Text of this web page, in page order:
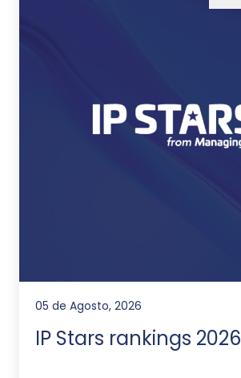
05 de Agosto, 2026
IP Stars rankings 2026